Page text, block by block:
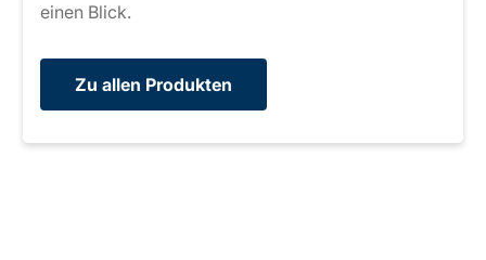
einen Blick.
Zu allen Produkten